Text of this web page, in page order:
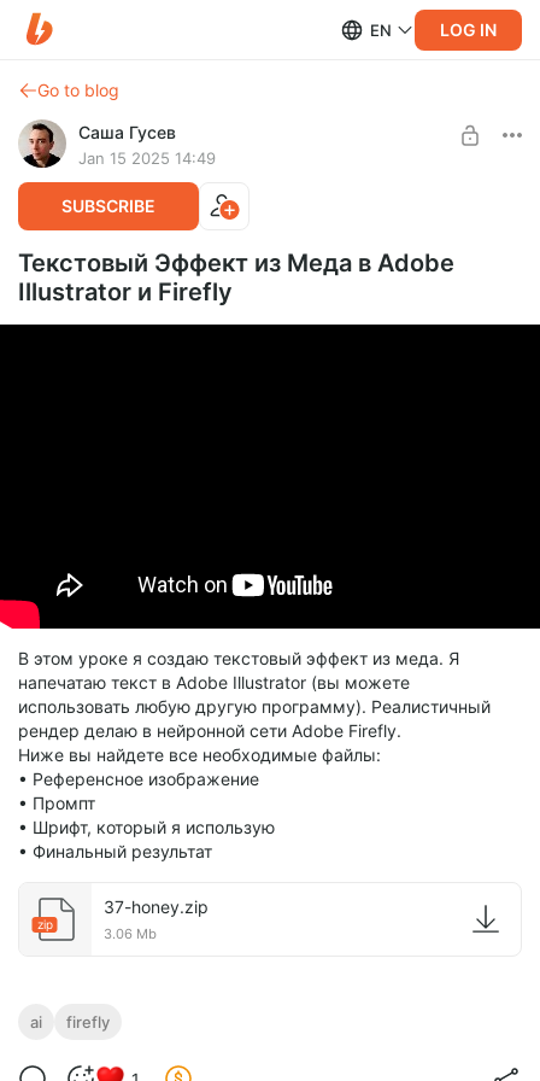
EN LOG IN
Go to blog
Саша Гусев
Jan 15 2025 14:49
SUBSCRIBE
Текстовый Эффект из Меда в Adobe
Illustrator и Firefly
В этом уроке я создаю текстовый эффект из меда. Я
напечатаю текст в Adobe Illustrator (вы можете
использовать любую другую программу). Реалистичный
рендер делаю в нейронной сети Adobe Firefly.
Ниже вы найдете все необходимые файлы:
• Референсное изображение
• Промпт
• Шрифт, который я использую
• Финальный результат
zip
37-honey.zip
3.06 Mb
ai firefly